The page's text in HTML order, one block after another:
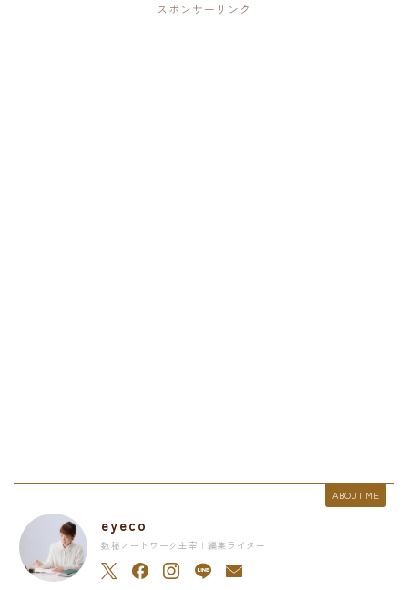
スポンサーリンク
ABOUT ME
eyeco
数秘ノートワーク主宰 | 編集ライター